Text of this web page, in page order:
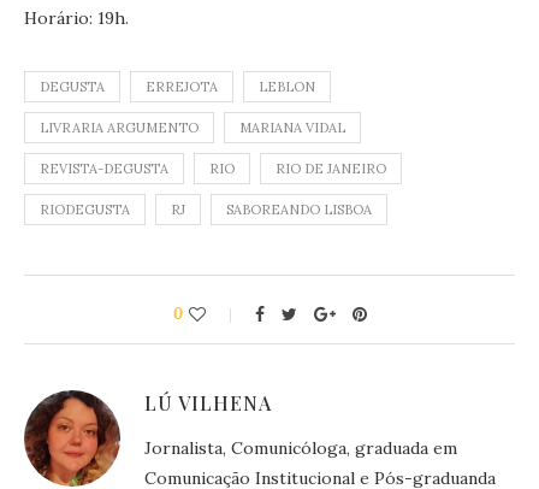
Horário: 19h.
DEGUSTA ERREJOTA LEBLON
LIVRARIA ARGUMENTO MARIANA VIDAL
REVISTA-DEGUSTA RIO RIO DE JANEIRO
RIODEGUSTA RJ SABOREANDO LISBOA
0
LÚ VILHENA
Jornalista, Comunicóloga, graduada em
Comunicação Institucional e Pós-graduanda